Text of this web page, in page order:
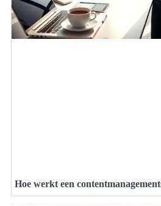
Hoe werkt een